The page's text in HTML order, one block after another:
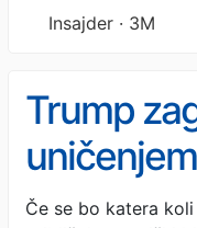
Insajder · 3M
Trump
bodo
Če se bo katera